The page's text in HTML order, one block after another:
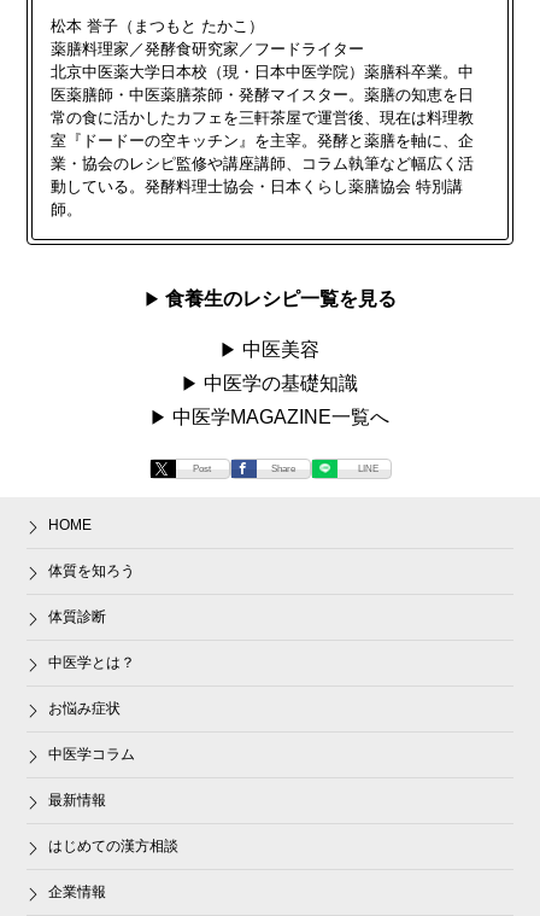
松本 誉子（まつもと たかこ）
薬膳料理家／発酵食研究家／フードライター
北京中医薬大学日本校（現・日本中医学院）薬膳科卒業。中
医薬膳師・中医薬膳茶師・発酵マイスター。薬膳の知恵を日
常の食に活かしたカフェを三軒茶屋で運営後、現在は料理教
室『ドードーの空キッチン』を主宰。発酵と薬膳を軸に、企
業・協会のレシピ監修や講座講師、コラム執筆など幅広く活
動している。発酵料理士協会・日本くらし薬膳協会 特別講
師。
食養生のレシピ一覧を見る
中医美容
中医学の基礎知識
中医学MAGAZINE一覧へ
Post Share LINE
HOME
体質を知ろう
体質診断
中医学とは？
お悩み症状
中医学コラム
最新情報
はじめての漢方相談
企業情報